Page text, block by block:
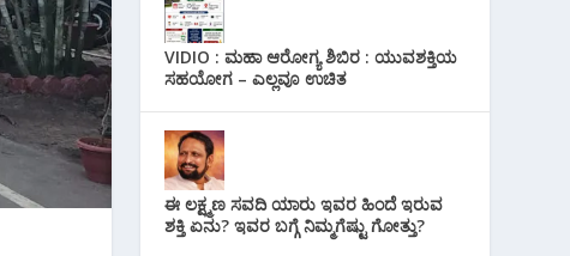
VIDIO : ಮಹಾ ಆರೋಗ್ಯ ಶಿಬಿರ : ಯುವಶಕ್ತಿಯ
ಸಹಯೋಗ – ಎಲ್ಲವೂ ಉಚಿತ
ಈ ಲಕ್ಷ್ಮಣ ಸವದಿ ಯಾರು ಇವರ ಹಿಂದೆ ಇರುವ
ಶಕ್ತಿ ಏನು? ಇವರ ಬಗ್ಗೆ ನಿಮ್ಮಗೆಷ್ಟು ಗೋತ್ತು?